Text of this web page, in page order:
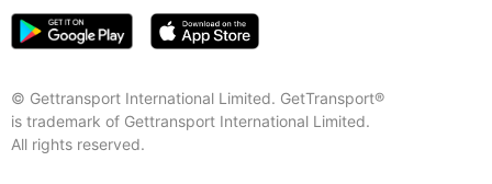
© Gettransport International Limited. GetTransport®
is trademark of Gettransport International Limited.
All rights reserved.